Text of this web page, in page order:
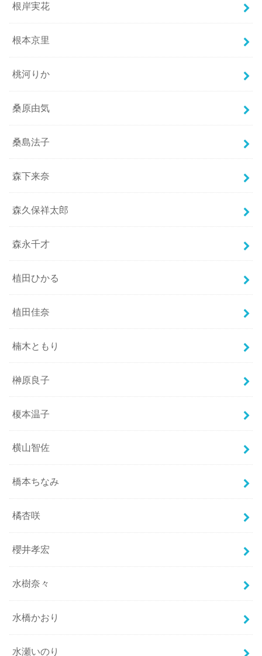
根岸実花
根本京里
桃河りか
桑原由気
桑島法子
森下来奈
森久保祥太郎
森永千才
植田ひかる
植田佳奈
楠木ともり
榊原良子
榎本温子
横山智佐
橋本ちなみ
橘杏咲
櫻井孝宏
水樹奈々
水橋かおり
水瀬いのり